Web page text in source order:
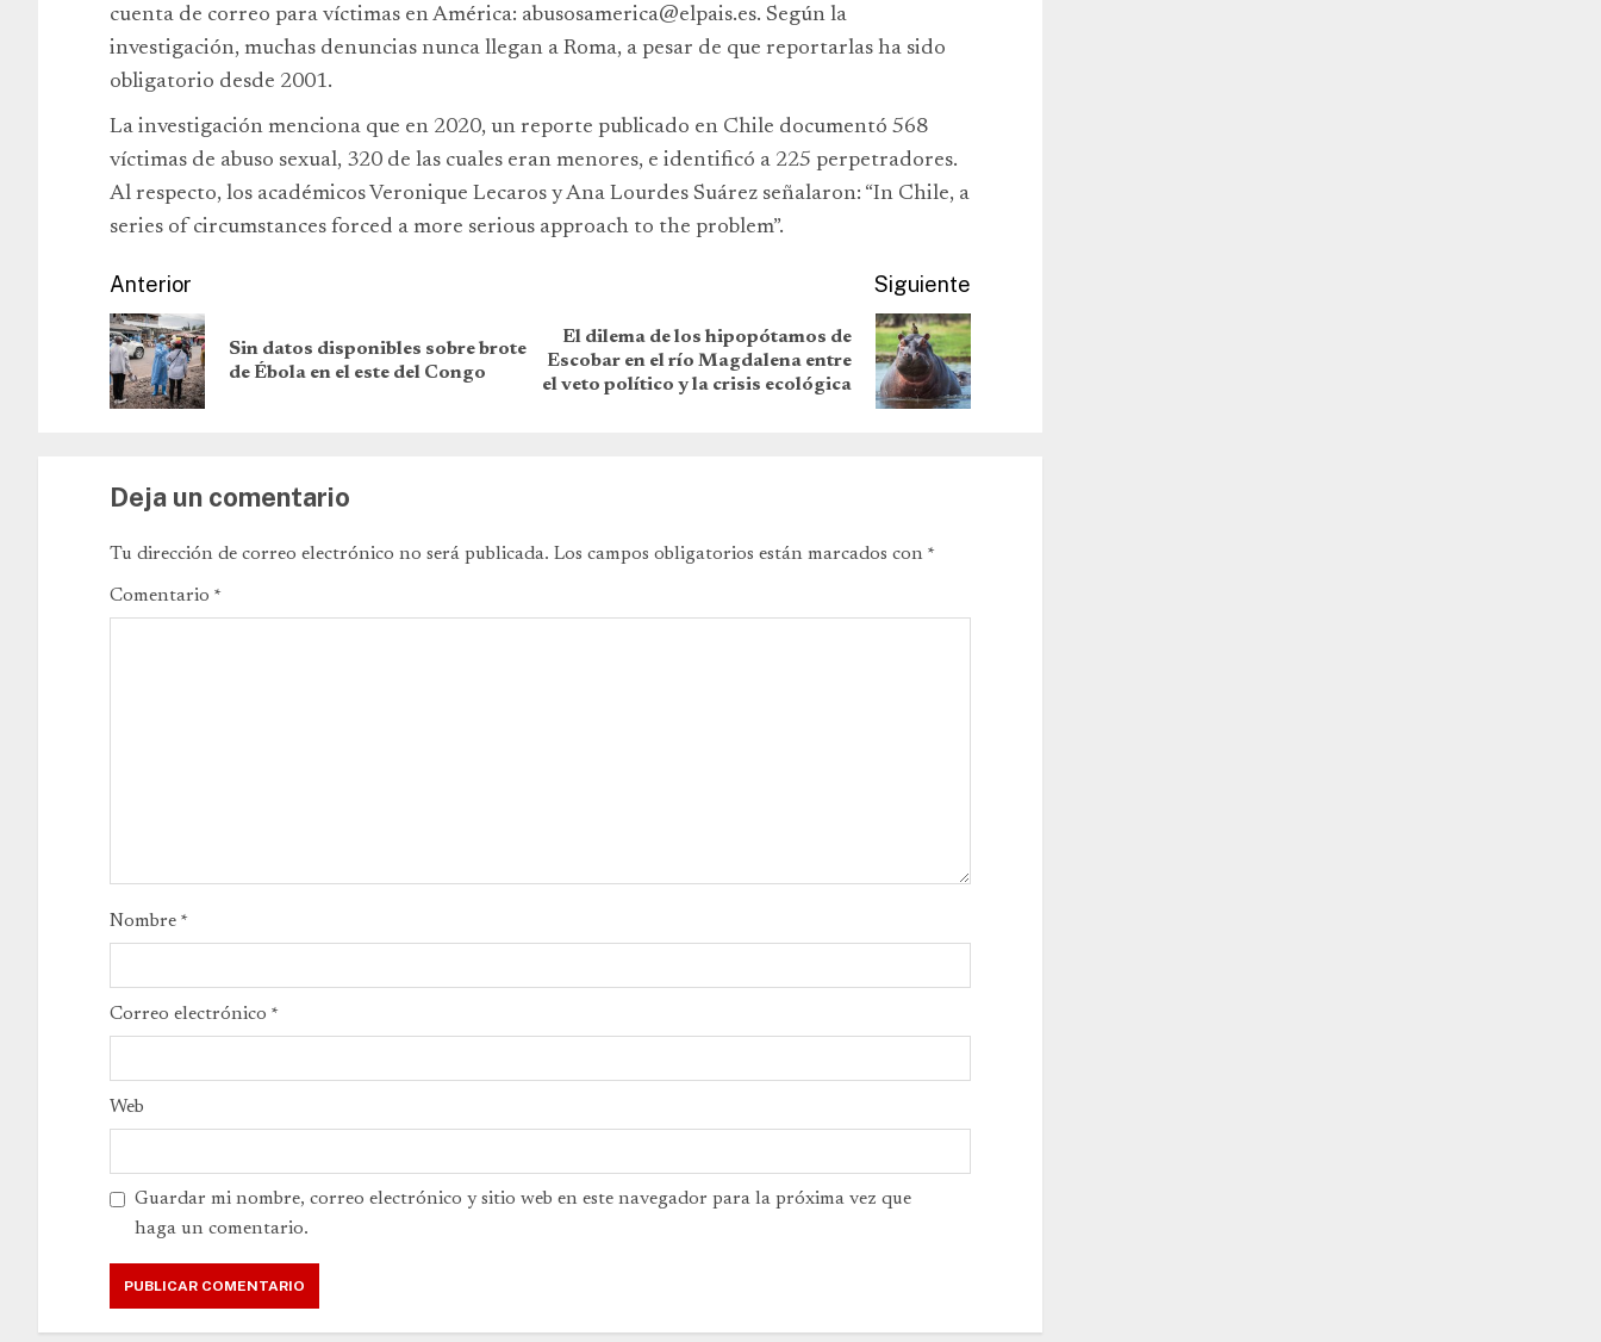
cuenta de correo para víctimas en América: abusosamerica@elpais.es. Según la
investigación, muchas denuncias nunca llegan a Roma, a pesar de que reportarlas ha sido
obligatorio desde 2001.
La investigación menciona que en 2020, un reporte publicado en Chile documentó 568
víctimas de abuso sexual, 320 de las cuales eran menores, e identificó a 225 perpetradores.
Al respecto, los académicos Veronique Lecaros y Ana Lourdes Suárez señalaron: “In Chile, a
series of circumstances forced a more serious approach to the problem”.
Anterior
Sin datos disponibles sobre brote
de Ébola en el este del Congo
Siguiente
El dilema de los hipopótamos de
Escobar en el río Magdalena entre
el veto político y la crisis ecológica
Deja un comentario
Tu dirección de correo electrónico no será publicada. Los campos obligatorios están marcados con *
Comentario *
Nombre *
Correo electrónico *
Web
Guardar mi nombre, correo electrónico y sitio web en este navegador para la próxima vez que
haga un comentario.